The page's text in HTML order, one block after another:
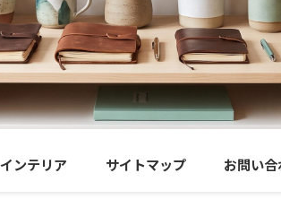
インテリア サイトマップ お問い